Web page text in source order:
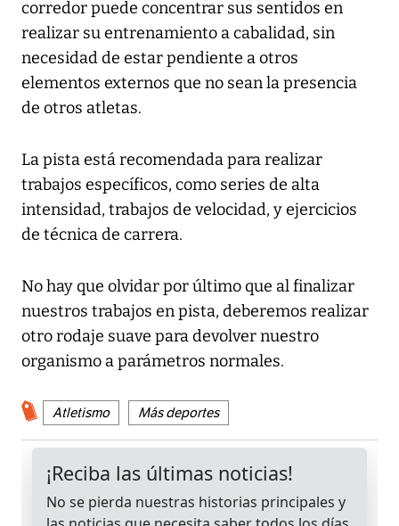
corredor puede concentrar sus sentidos en
realizar su entrenamiento a cabalidad, sin
necesidad de estar pendiente a otros
elementos externos que no sean la presencia
de otros atletas.
La pista está recomendada para realizar
trabajos específicos, como series de alta
intensidad, trabajos de velocidad, y ejercicios
de técnica de carrera.
No hay que olvidar por último que al finalizar
nuestros trabajos en pista, deberemos realizar
otro rodaje suave para devolver nuestro
organismo a parámetros normales.
Atletismo Más deportes